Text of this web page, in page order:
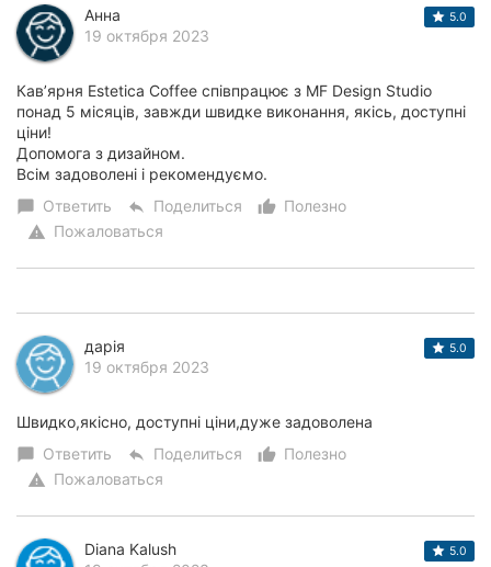
Анна
19 октября 2023
5.0
Кавʼярня Estetica Coffee співпрацює з MF Design Studio
понад 5 місяців, завжди швидке виконання, якісь, доступні
ціни!
Допомога з дизайном.
Всім задоволені і рекомендуємо.
chat_bubble Ответить reply Поделиться thumb_up_alt
Полезно
warning Пожаловаться
дарія
19 октября 2023
5.0
Швидко,якісно, доступні ціни,дуже задоволена
chat_bubble Ответить reply Поделиться thumb_up_alt
Полезно
warning Пожаловаться
Diana Kalush
5.0